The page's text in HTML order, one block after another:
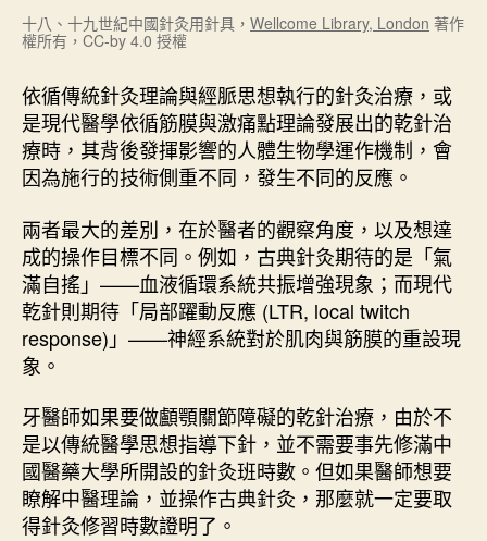
十八、十九世紀中國針灸用針具， Wellcome Library, London 著作
權所有，CC-by 4.0 授權
依循傳統針灸理論與經脈思想執行的針灸治療，或
是現代醫學依循筋膜與激痛點理論發展出的乾針治
療時，其背後發揮影響的人體生物學運作機制，會
因為施行的技術側重不同，發生不同的反應。
兩者最大的差別，在於醫者的觀察角度，以及想達
成的操作目標不同。例如，古典針灸期待的是「氣
滿自搖」——血液循環系統共振增強現象；而現代
乾針則期待「局部躍動反應 (LTR, local twitch
response)」——神經系統對於肌肉與筋膜的重設現
象。
牙醫師如果要做顱顎關節障礙的乾針治療，由於不
是以傳統醫學思想指導下針，並不需要事先修滿中
國醫藥大學所開設的針灸班時數。但如果醫師想要
瞭解中醫理論，並操作古典針灸，那麼就一定要取
得針灸修習時數證明了。